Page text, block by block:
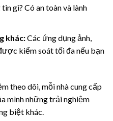
gì? Có an toàn và lành
khác:Các ứng dụng ảnh,
kiểm soát tối đa nếu bạn
theo dõi, mỗi nhà cung cấp
mình những trải nghiệm
biệt khác.